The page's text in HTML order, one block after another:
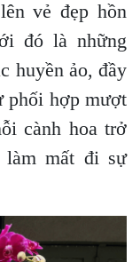
vẻ đẹp hồn
đó là những
huyền ảo, đầy
phối hợp mượt
cành hoa trở
làm mất đi sự